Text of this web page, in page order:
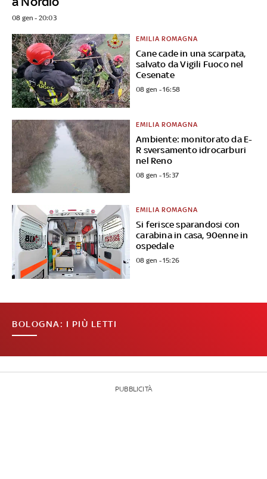
08 gen - 20:03
Cane cade in una scarpata,
salvato da Vigili Fuoco nel
Cesenate
EMILIA ROMAGNA
08 gen - 16:58
Ambiente: monitorato da E-
R sversamento idrocarburi
nel Reno
EMILIA ROMAGNA
08 gen - 15:37
Si ferisce sparandosi con
carabina in casa, 90enne in
ospedale
EMILIA ROMAGNA
08 gen - 15:26
BOLOGNA: I PIÙ LETTI
PUBBLICITÀ